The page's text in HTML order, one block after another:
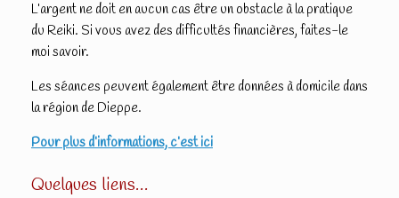
L’argent ne doit en aucun cas être un obstacle à la pratique
du Reiki. Si vous avez des difficultés financières, faites-le
moi savoir.
Les séances peuvent également être données à domicile dans
la région de Dieppe.
Pour plus d’informations, c’est ici
Quelques liens…